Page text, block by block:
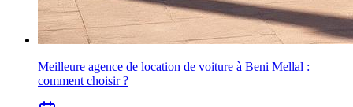
Meilleure agence de location de voiture à Beni Mellal :
comment choisir ?